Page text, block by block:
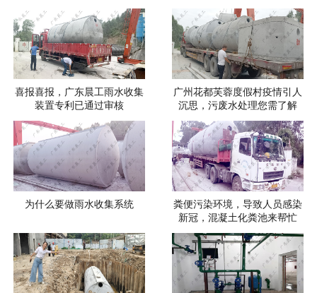
喜报喜报，广东晨工雨水收集
装置专利已通过审核
广州花都芙蓉度假村疫情引人
沉思，污废水处理您需了解
为什么要做雨水收集系统
粪便污染环境，导致人员感染
新冠，混凝土化粪池来帮忙